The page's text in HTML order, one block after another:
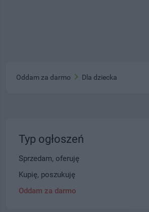
Oddam za darmo Dla dziecka
Typ ogłoszeń
Sprzedam, oferuję
Kupię, poszukuję
Oddam za darmo